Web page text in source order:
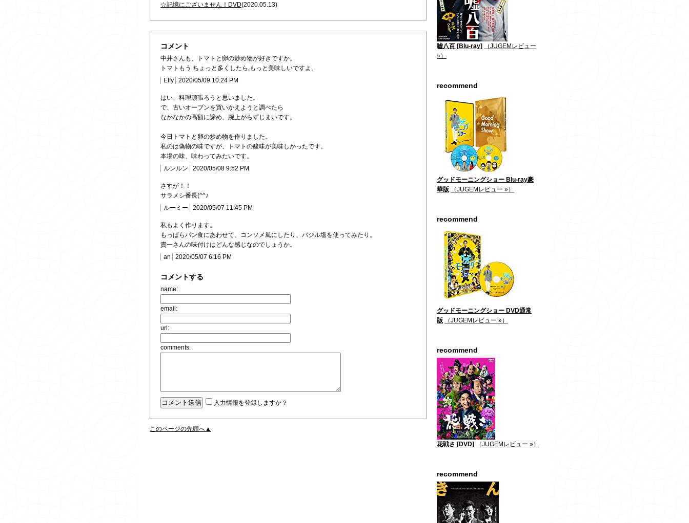
☆記憶にございません！DVD(2020.05.13)
コメント
中井さんも、トマトと卵の炒め物が好きですか。
トマトもう ちょっと多くしたら,もっと美味しいですよ。
Effy
2020/05/09 10:24 PM
はい、料理頑張ろうと思いました。
で、古いオーブンを買いかえようと調べたら
なかなかの高額に諦め、腕上がらずじまいです。
今日トマトと卵の炒め物を作りました。
私のは偽物の味ですが、トマトの酸味が美味しかったです。
本場の味、味わってみたいです。
ルンルン
2020/05/08 9:52 PM
さすが！！
サラメシ番長(^^♪
ルーミー
2020/05/07 11:45 PM
私もよく作ります。
もっぱらパン食にあわせて、コンソメ風にしたり、バジル塩を使ってみたり。
貴一さんの味付けはどんな感じなのでしょうか。
an
2020/05/07 6:16 PM
コメントする
name:
email:
url:
comments:
入力情報を登録しますか？
このページの先頭へ▲
嘘八百 [Blu-ray]
（JUGEMレビュー
»）
recommend
グッドモーニングショー Blu-ray豪
華版
（JUGEMレビュー »）
recommend
グッドモーニングショー DVD通常
版
（JUGEMレビュー »）
recommend
花戦さ [DVD] （JUGEMレビュー »）
recommend